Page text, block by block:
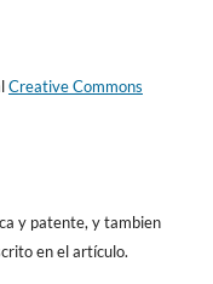
Creative Commons
y patente, y tambien
en el artículo.